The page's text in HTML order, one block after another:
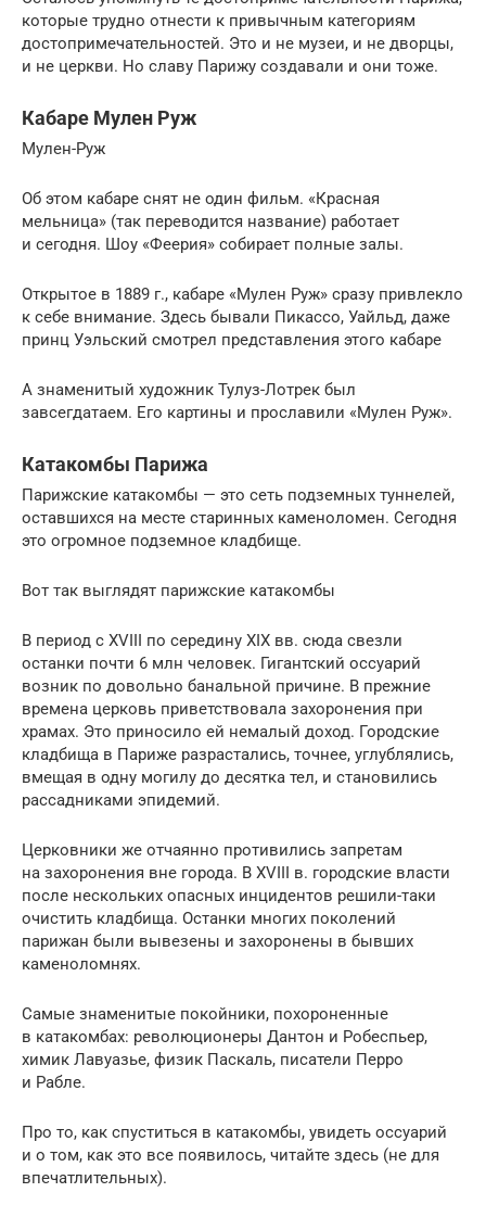
которые трудно отнести к привычным категориям
достопримечательностей. Это и не музеи, и не дворцы,
и не церкви. Но славу Парижу создавали и они тоже.
Кабаре Мулен Руж
Мулен-Руж
Об этом кабаре снят не один фильм. «Красная
мельница» (так переводится название) работает
и сегодня. Шоу «Феерия» собирает полные залы.
Открытое в 1889 г., кабаре «Мулен Руж» сразу привлекло
к себе внимание. Здесь бывали Пикассо, Уайльд, даже
принц Уэльский смотрел представления этого кабаре
А знаменитый художник Тулуз-Лотрек был
завсегдатаем. Его картины и прославили «Мулен Руж».
Катакомбы Парижа
Парижские катакомбы — это сеть подземных туннелей,
оставшихся на месте старинных каменоломен. Сегодня
это огромное подземное кладбище.
Вот так выглядят парижские катакомбы
В период с XVIII по середину XIX вв. сюда свезли
останки почти 6 млн человек. Гигантский оссуарий
возник по довольно банальной причине. В прежние
времена церковь приветствовала захоронения при
храмах. Это приносило ей немалый доход. Городские
кладбища в Париже разрастались, точнее, углублялись,
вмещая в одну могилу до десятка тел, и становились
рассадниками эпидемий.
Церковники же отчаянно противились запретам
на захоронения вне города. В XVIII в. городские власти
после нескольких опасных инцидентов решили-таки
очистить кладбища. Останки многих поколений
парижан были вывезены и захоронены в бывших
каменоломнях.
Самые знаменитые покойники, похороненные
в катакомбах: революционеры Дантон и Робеспьер,
химик Лавуазье, физик Паскаль, писатели Перро
и Рабле.
Про то, как спуститься в катакомбы, увидеть оссуарий
и о том, как это все появилось, читайте здесь (не для
впечатлительных).